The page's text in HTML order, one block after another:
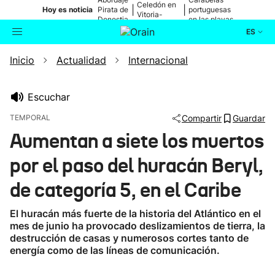
Hoy es noticia Pirata de
Donostia
Celedón en
Vitoria-
portuguesas
en las playas
ES
Buscador Actualidad
Ikusmiran
Eguraldia
Inicio Actualidad Internacional
Escuchar
TEMPORAL Compartir Guardar
Aumentan a siete los muertos
por el paso del huracán Beryl,
de categoría 5, en el Caribe
El huracán más fuerte de la historia del Atlántico en el
mes de junio ha provocado deslizamientos de tierra, la
destrucción de casas y numerosos cortes tanto de
energía como de las líneas de comunicación.